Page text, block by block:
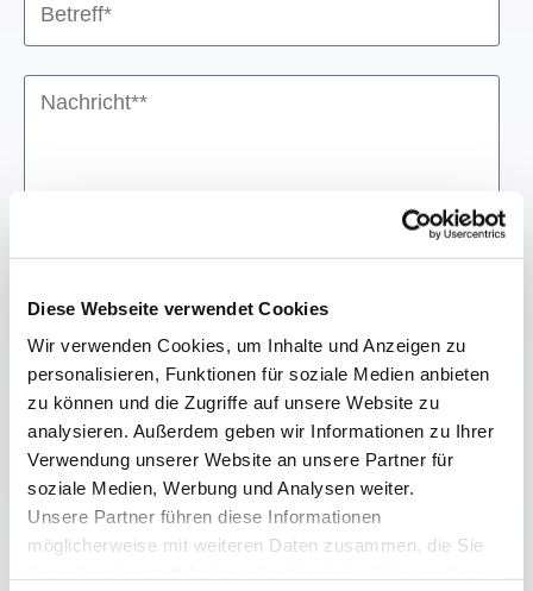
Diese Webseite verwendet Cookies
Wir verwenden Cookies, um Inhalte und Anzeigen zu
personalisieren, Funktionen für soziale Medien anbieten
zu können und die Zugriffe auf unsere Website zu
analysieren. Außerdem geben wir Informationen zu Ihrer
Verwendung unserer Website an unsere Partner für
soziale Medien, Werbung und Analysen weiter.
Unsere Partner führen diese Informationen
möglicherweise mit weiteren Daten zusammen, die Sie
URL der Datei
Bitte schicken Sie mir ein unverbindliches Angebot
zu.